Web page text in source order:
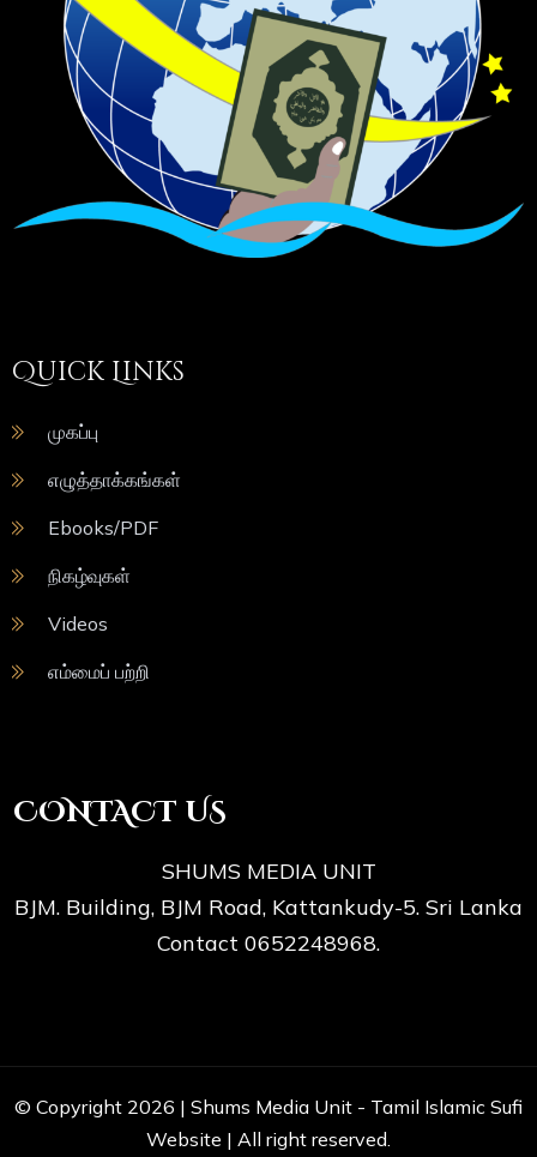
Quick Links
முகப்பு
எழுத்தாக்கங்கள்
Ebooks/PDF
நிகழ்வுகள்
Videos
எம்மைப் பற்றி
CONTACT US
SHUMS MEDIA UNIT
BJM. Building, BJM Road, Kattankudy-5. Sri Lanka
Contact 0652248968.
© Copyright 2026 | Shums Media Unit - Tamil Islamic Sufi
Website | All right reserved.